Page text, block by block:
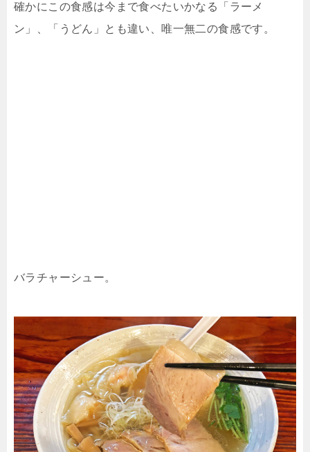
確かにこの食感は今まで食べたいかなる「ラーメ
ン」、「うどん」とも違い、唯一無二の食感です。
バラチャーシュー。